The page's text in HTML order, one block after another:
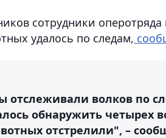
сотрудники
удалось по следам,
отслеживали волков по
обнаружить четырех
отстрелили", –